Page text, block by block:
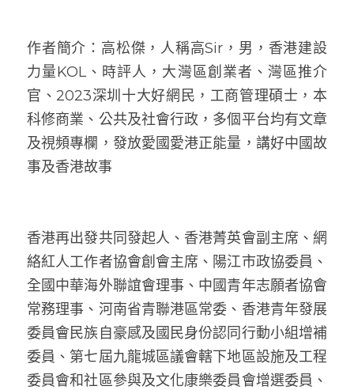
作者簡介：高松傑，人稱高Sir，男，香港建設
力量KOL、時評人，大灣區創業者、灣區推介
官、2023深圳十大好網民，工商管理碩士，本
科修商業、公共及社會行政，多個平台均有文章
及視頻專欄，發放愛國愛港正能量，講好中國故
事及香港故事
香港再出發共同發起人、香港菁英會副主席、網
絡紅人工作者協會創會主席、陽江市政協委員、
全國中華海外聯誼會理事、中國青年志願者協會
常務理事、河南省青聯港區常委、香港青年發展
委員會民族自豪感及國民身份認同行動小組增補
委員、第七屆九龍城區議會轄下地區設施及工程
委員會和社區參與及文化康樂委員會增選委員、